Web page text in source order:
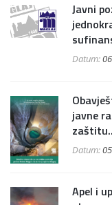
Javni
Datum:
javne
Datum:
Apel i